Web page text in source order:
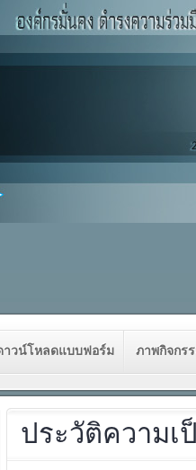
าวน์โหลดแบบฟอร์ม ภาพกิจกร
ประวัติความเ